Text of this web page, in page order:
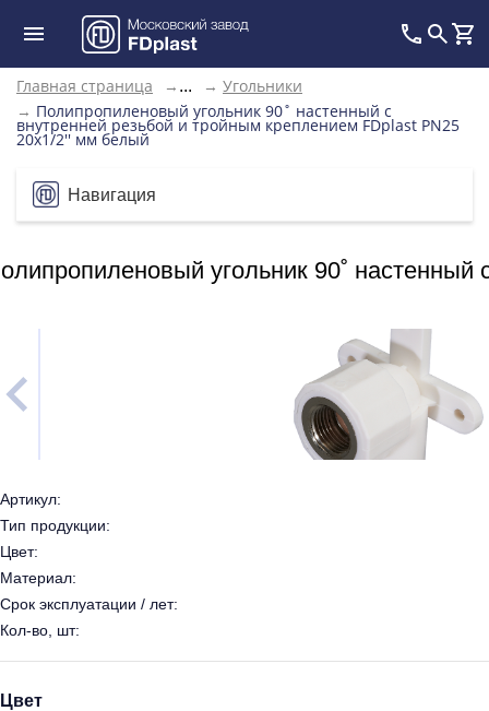
Главная страница → ... → Угольники
→ Полипропиленовый угольник 90˚ настенный с
внутренней резьбой и тройным креплением FDplast PN25
20х1/2'' мм белый
Навигация
угольник 90˚
Артикул:
Тип продукции:
Цвет:
Материал:
Срок эксплуатации / лет:
Кол-во, шт:
Цвет